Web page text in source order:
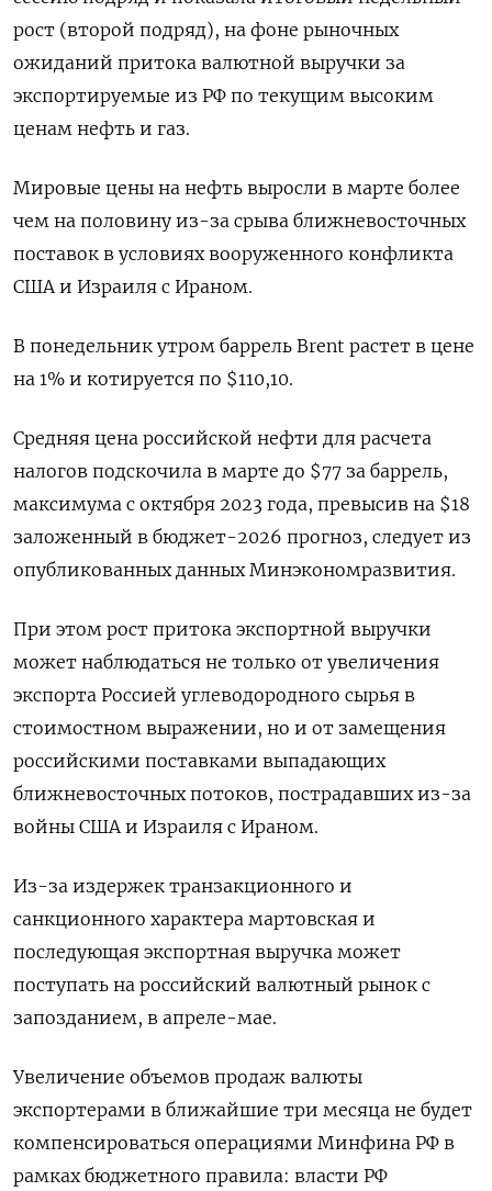
рост (второй подряд), на фоне рыночных
ожиданий притока валютной выручки за
экспортируемые из РФ по текущим высоким
ценам нефть и газ.
Мировые цены на нефть выросли ​в марте более
чем ​на половину из-за срыва ближневосточных
‌поставок в условиях вооруженного конфликта
США и Израиля с Ираном.
В понедельник утром баррель Brent растет ​в цене
на 1% и котируется по $110,10.
Средняя цена российской нефти для расчета
налогов подскочила в марте до $77 за баррель,
максимума с октября 2023 года, превысив на $18
заложенный в бюджет-2026 прогноз, следует из
опубликованных данных Минэкономразвития.
При этом рост притока экспортной выручки
может наблюдаться не только от увеличения
экспорта Россией углеводородного сырья в
стоимостном выражении, но и от замещения
российскими поставками выпадающих
ближневосточных потоков, пострадавших из-за
войны США и Израиля с Ираном.
Из-за издержек ​транзакционного и
санкционного характера мартовская и
⁠последующая экспортная выручка может
поступать на российский валютный рынок с
запозданием, в апреле-мае.
Увеличение объемов продаж валюты
экспортерами в ближайшие три месяца не ‌будет
компенсироваться операциями Минфина РФ в
рамках бюджетного правила: власти РФ